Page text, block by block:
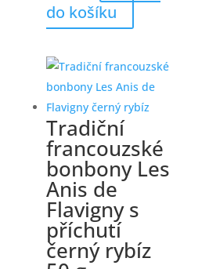
do košíku
Tradiční
francouzské
bonbony Les
Anis de
Flavigny s
příchutí
černý rybíz